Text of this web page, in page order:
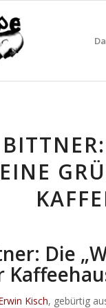
EINE
Die
Kisch, gebürtig